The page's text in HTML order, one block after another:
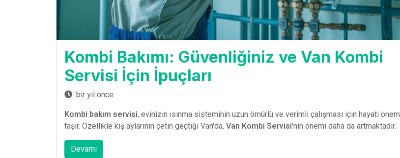
Kombi Bakımı: Güvenliğiniz ve Van Kombi
Servisi İçin İpuçları
bir yıl önce
Kombi bakım servisi, evinizin ısınma sisteminin uzun ömürlü ve verimli çalışması için hayati önem
taşır. Özellikle kış aylarının çetin geçtiği Van'da, Van Kombi Servisi'nin önemi daha da artmaktadır.
Devamı